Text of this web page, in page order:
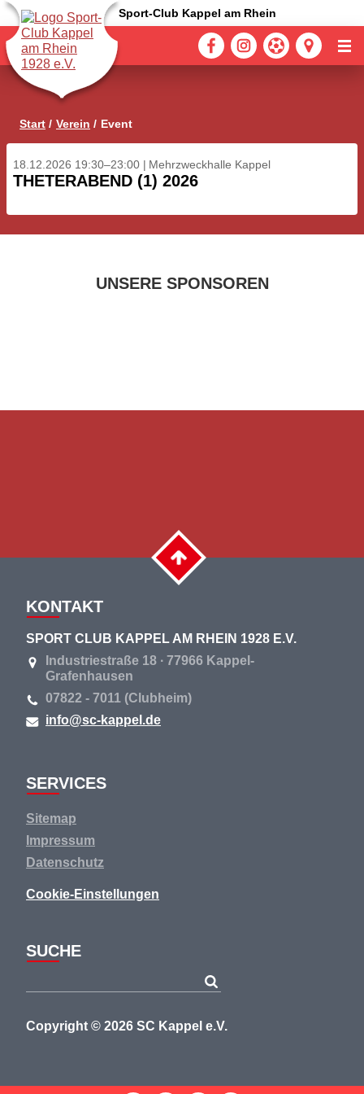
Sport-Club Kappel am Rhein
Start Verein Event
18.12.2026 19:30–23:00 Mehrzweckhalle Kappel
THETERABEND (1) 2026
UNSERE SPONSOREN
KONTAKT
SPORT CLUB KAPPEL AM RHEIN 1928 E.V.
Industriestraße 18 ∙ 77966 Kappel-
Grafenhausen
07822 - 7011 (Clubheim)
info@sc-kappel.de
SERVICES
Navigation
überspringen
Sitemap
Impressum
Datenschutz
Cookie-Einstellungen
SUCHE
Copyright © 2026 SC Kappel e.V.